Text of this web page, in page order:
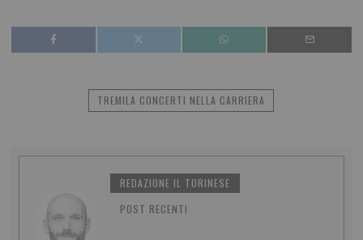
TREMILA CONCERTI NELLA CARRIERA
REDAZIONE IL TORINESE
POST RECENTI